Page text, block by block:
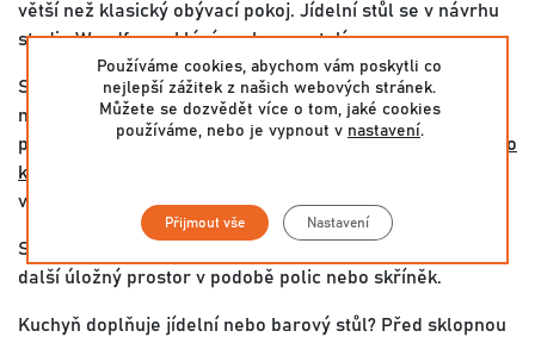
větší než klasický obývací pokoj. Jídelní stůl se v návrhu
studia Woodface sklápí spolu s postelí.
Sklopit postel lze i jen mechanicky, chce to jen trochu
námahy a ochoty. Elektrické ovládání je samozřejmě
pohodlnější, ale také dražší.
Sklopná postel je vhodná pro
každodenní spaní
větrání.
Sklopnou postel s elektrickým ovládáním lze doplnit i o
další úložný prostor v podobě polic nebo skříněk.
Kuchyň doplňuje jídelní nebo barový stůl? Před sklopnou
Používáme cookies, abychom vám poskytli co
nejlepší zážitek z našich webových stránek.
Můžete se dozvědět více o tom, jaké cookies
používáme, nebo je vypnout v nastavení.
Přijmout vše Nastavení